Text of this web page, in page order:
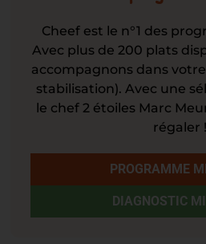
Cheef est le n°1 des programmes minceur.
Avec plus de 200 plats
accompagnons dans
stabilisation). Avec une
le chef 2 étoiles Marc
régaler !
PROGRAMME
DIAGNOSTIC